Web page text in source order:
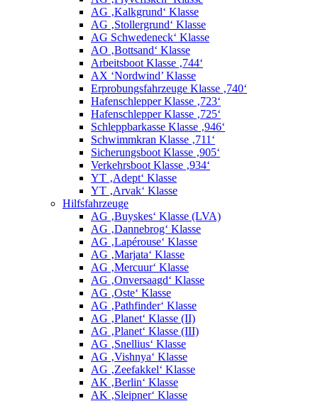
AG ‚Kalkgrund‘ Klasse
AG ‚Stollergrund‘ Klasse
AG Schwedeneck‘ Klasse
AO ‚Bottsand‘ Klasse
Arbeitsboot Klasse ‚744‘
AX ‘Nordwind’ Klasse
Erprobungsfahrzeuge Klasse ‚740‘
Hafenschlepper Klasse ‚723‘
Hafenschlepper Klasse ‚725‘
Schleppbarkasse Klasse ‚946‘
Schwimmkran Klasse ‚711‘
Sicherungsboot Klasse ‚905‘
Verkehrsboot Klasse ‚934‘
YT ‚Adept‘ Klasse
YT ‚Arvak‘ Klasse
Hilfsfahrzeuge
AG ‚Buyskes‘ Klasse (LVA)
AG ‚Dannebrog‘ Klasse
AG ‚Lapérouse‘ Klasse
AG ‚Marjata‘ Klasse
AG ‚Mercuur‘ Klasse
AG ‚Onversaagd‘ Klasse
AG ‚Oste‘ Klasse
AG ‚Pathfinder‘ Klasse
AG ‚Planet‘ Klasse (II)
AG ‚Planet‘ Klasse (III)
AG ‚Snellius‘ Klasse
AG ‚Vishnya‘ Klasse
AG ‚Zeefakkel‘ Klasse
AK ‚Berlin‘ Klasse
AK ‚Sleipner‘ Klasse